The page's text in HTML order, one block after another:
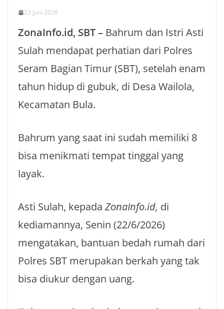
23 Juni 2026
ZonaInfo.id, SBT – Bahrum dan Istri Asti
Sulah mendapat perhatian dari Polres
Seram Bagian Timur (SBT), setelah enam
tahun hidup di gubuk, di Desa Wailola,
Kecamatan Bula.
Bahrum yang saat ini sudah memiliki 8
bisa menikmati tempat tinggal yang
layak.
Asti Sulah, kepada ZonaInfo.id, di
kediamannya, Senin (22/6/2026)
mengatakan, bantuan bedah rumah dari
Polres SBT merupakan berkah yang tak
bisa diukur dengan uang.